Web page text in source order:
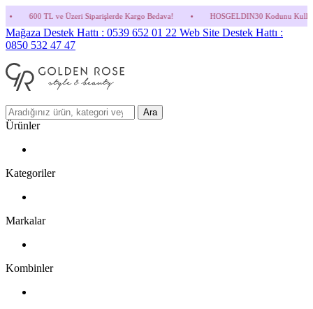
Siparişlerde Kargo Bedava! • HOSGELDIN30 Kodunu Kullanmayı Unutma!
Mağaza Destek Hattı : 0539 652 01 22 Web Site Destek Hattı :
0850 532 47 47
Ara
Ürünler
Kategoriler
Markalar
Kombinler